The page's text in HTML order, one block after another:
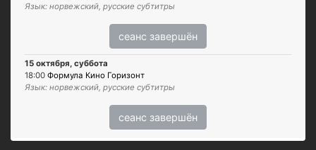
Язык: норвежский, русские субтитры
сеанс завершён
15 октября, суббота
18:00 Формула Кино Горизонт
Язык: норвежский, русские субтитры
сеанс завершён